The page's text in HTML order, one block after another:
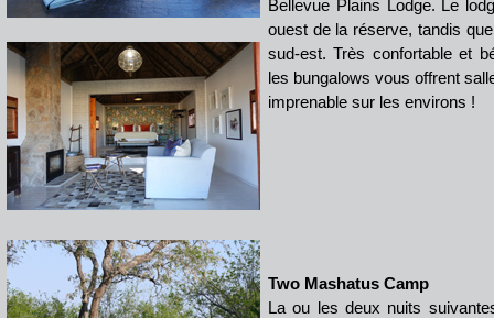
Bellevue Plains Lodge. Le
ouest de la réserve, tandis
sud-est. Très confortable et
les bungalows vous offrent
imprenable sur les environs !
Two Mashatus Camp
La ou les deux nuits